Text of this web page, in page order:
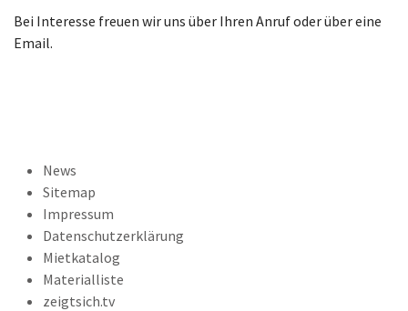
Bei Interesse freuen wir uns über Ihren Anruf oder über eine
Email.
News
Sitemap
Impressum
Datenschutzerklärung
Mietkatalog
Materialliste
zeigtsich.tv